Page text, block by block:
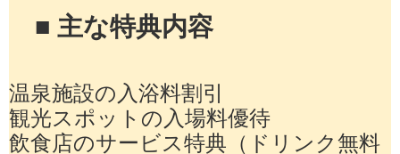
■ 主な特典内容
温泉施設の入浴料割引
観光スポットの入場料優待
飲食店のサービス特典（ドリンク無料